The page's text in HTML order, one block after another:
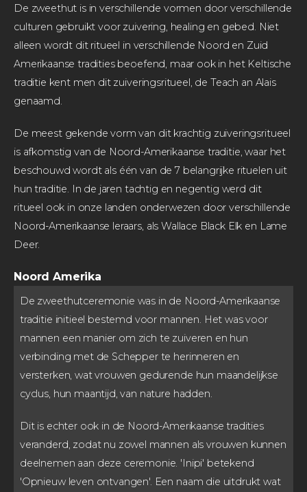
De zweethut is in verschillende vormen door verschillende
culturen gebruikt voor zuivering, healing en gebed. Niet
alleen wordt dit ritueel in verschillende Noord en Zuid
Amerikaanse tradities beoefend, maar ook in het Keltische
traditie kent men dit zuiveringsritueel, de Teach an Alais
genaamd.
De meest gekende vorm van dit krachtig zuiveringsritueel
is afkomstig van de Noord-Amerikaanse traditie, waar het
beschouwd wordt als één van de 7 belangrijke rituelen uit
hun traditie. In de jaren tachtig en negentig werd dit
ritueel ook in onze landen onderwezen door verschillende
Noord-Amerikaanse leraars, als Wallace Black Elk en Lame
Deer.
Noord Amerika
De zweethutceremonie was in de Noord-Amerikaanse
traditie initieel bestemd voor mannen. Het was voor
mannen een manier om zich te zuiveren en hun
verbinding met de Schepper te herinneren en
versterken, wat vrouwen gedurende hun maandelijkse
cyclus, hun maantijd, van nature hadden.
Dit is echter ook in de Noord-Amerikaanse tradities
veranderd, zodat nu zowel mannen als vrouwen kunnen
deelnemen aan deze ceremonie. 'Inipi' betekend
'Opnieuw leven ontvangen'. Een naam die uitdrukt wat